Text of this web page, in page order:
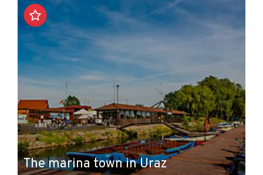
The marina town in Uraz